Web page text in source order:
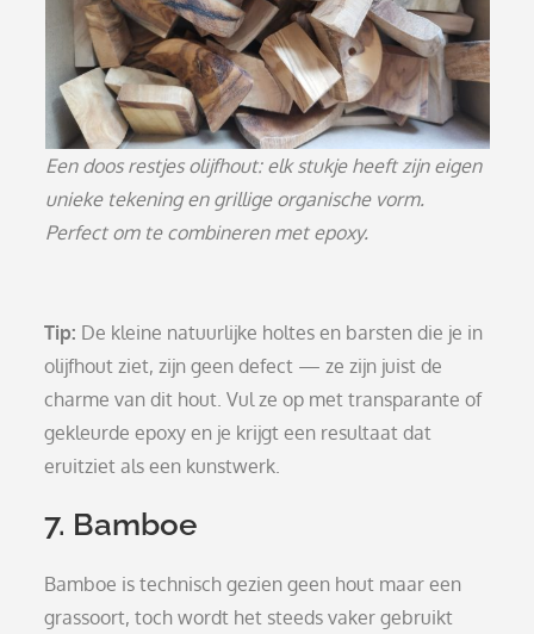
Een doos restjes olijfhout: elk stukje heeft zijn eigen
unieke tekening en grillige organische vorm.
Perfect om te combineren met epoxy.
Tip: De kleine natuurlijke holtes en barsten die je in
olijfhout ziet, zijn geen defect — ze zijn juist de
charme van dit hout. Vul ze op met transparante of
gekleurde epoxy en je krijgt een resultaat dat
eruitziet als een kunstwerk.
7. Bamboe
Bamboe is technisch gezien geen hout maar een
grassoort, toch wordt het steeds vaker gebruikt